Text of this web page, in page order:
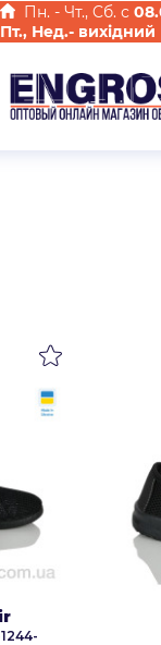
Пн. - Чт., Cб. с
Пт., Нед.- вихідний